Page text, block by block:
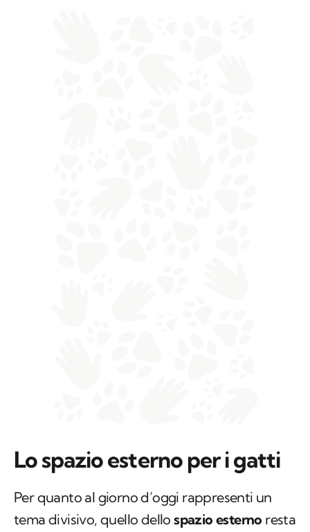
Lo spazio esterno per i gatti
Per quanto al giorno d’oggi rappresenti un
tema divisivo, quello dellospazio esterno resta